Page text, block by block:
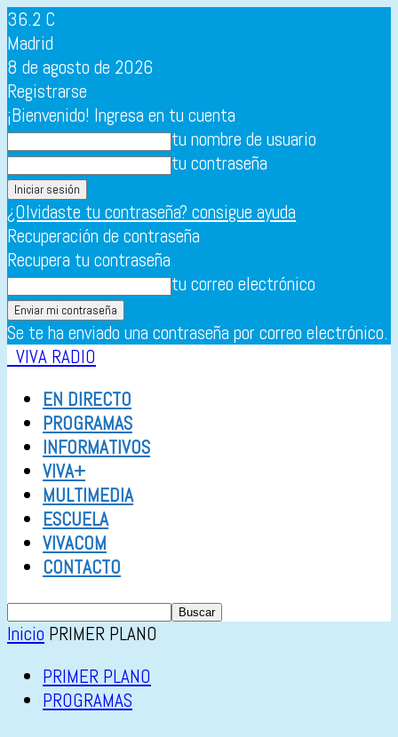
36.2 C
Madrid
8 de agosto de 2026
Registrarse
¡Bienvenido! Ingresa en tu cuenta
tu nombre de usuario
tu contraseña
¿Olvidaste tu contraseña? consigue ayuda
Recuperación de contraseña
Recupera tu contraseña
tu correo electrónico
Se te ha enviado una contraseña por correo electrónico.
VIVA RADIO
EN DIRECTO
PROGRAMAS
INFORMATIVOS
VIVA+
MULTIMEDIA
ESCUELA
VIVACOM
CONTACTO
Inicio PRIMER PLANO
PRIMER PLANO
PROGRAMAS